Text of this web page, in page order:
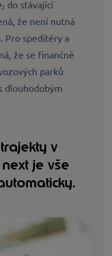
do stávající
že není nutná
Pro speditéry a
že se finančně
parků
dlouhodobým
v
je vše